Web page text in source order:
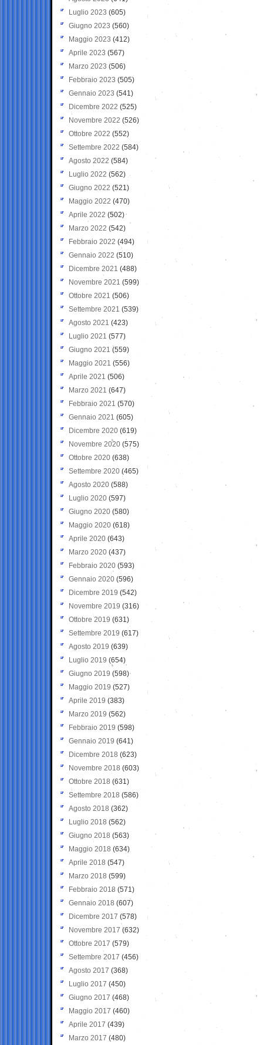
Luglio 2023 (605)
Giugno 2023 (560)
Maggio 2023 (412)
Aprile 2023 (567)
Marzo 2023 (506)
Febbraio 2023 (505)
Gennaio 2023 (541)
Dicembre 2022 (525)
Novembre 2022 (526)
Ottobre 2022 (552)
Settembre 2022 (584)
Agosto 2022 (584)
Luglio 2022 (562)
Giugno 2022 (521)
Maggio 2022 (470)
Aprile 2022 (502)
Marzo 2022 (542)
Febbraio 2022 (494)
Gennaio 2022 (510)
Dicembre 2021 (488)
Novembre 2021 (599)
Ottobre 2021 (506)
Settembre 2021 (539)
Agosto 2021 (423)
Luglio 2021 (577)
Giugno 2021(559)
Maggio 2021 (556)
Aprile 2021 (506)
Marzo 2021 (647)
Febbraio 2021 (570)
Gennaio 2021 (605)
Dicembre 2020 (619)
Novembre 2020 (575)
Ottobre 2020 (638)
Settembre 2020(465)
Agosto 2020 (588)
Luglio 2020 (597)
Giugno 2020 (580)
Maggio 2020 (618)
Aprile 2020 (643)
Marzo 2020 (437)
Febbraio 2020 (593)
Gennaio 2020 (596)
Dicembre 2019 (542)
Novembre 2019 (316)
Ottobre 2019 (631)
Settembre 2019 (617)
Agosto 2019 (639)
Luglio 2019 (654)
Giugno 2019 (598)
Maggio 2019 (527)
Aprile 2019 (383)
Marzo 2019 (562)
Febbraio 2019 (598)
Gennaio 2019 (641)
Dicembre 2018 (623)
Novembre 2018 (603)
Ottobre 2018 (631)
Settembre 2018 (586)
Agosto 2018 (362)
Luglio 2018 (562)
Giugno 2018 (563)
Maggio 2018 (634)
Aprile 2018 (547)
Marzo 2018 (599)
Febbraio 2018 (571)
Gennaio 2018 (607)
Dicembre 2017 (578)
Novembre 2017 (632)
Ottobre 2017 (579)
Settembre 2017 (456)
Agosto 2017 (368)
Luglio 2017 (450)
Giugno 2017 (468)
Maggio 2017 (460)
Aprile 2017 (439)
Marzo 2017 (480)